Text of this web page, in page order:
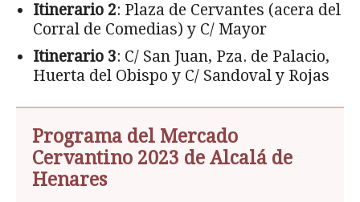
Itinerario 2: Plaza de Cervantes (acera del
Corral de Comedias) y C/ Mayor
Itinerario 3: C/ San Juan, Pza. de Palacio,
Huerta del Obispo y C/ Sandoval y Rojas
Programa del Mercado
Cervantino 2023 de Alcalá de
Henares